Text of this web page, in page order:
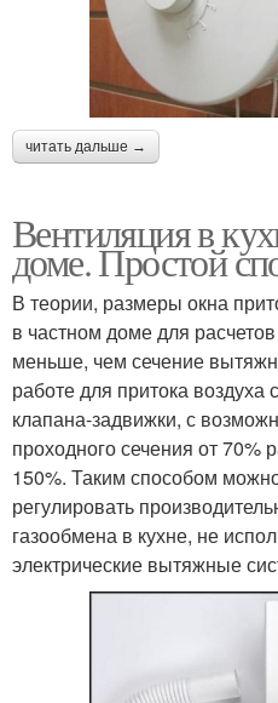
читать дальше →
Вентиляция в
доме. Простой
В теории, размеры окна
в частном доме для
меньше, чем сечение
работе для притока воздуха
клапана-задвижки, с
проходного сечения от 70%
150%. Таким способом
регулировать
газообмена в кухне, не
электрические вытяжные